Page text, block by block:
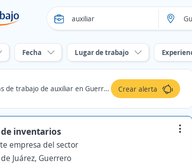
Fecha Lugar de trabajo
de trabajo de auxiliar en Guerrero Crear alerta
inventarios
empresa del sector
Juárez, Guerrero